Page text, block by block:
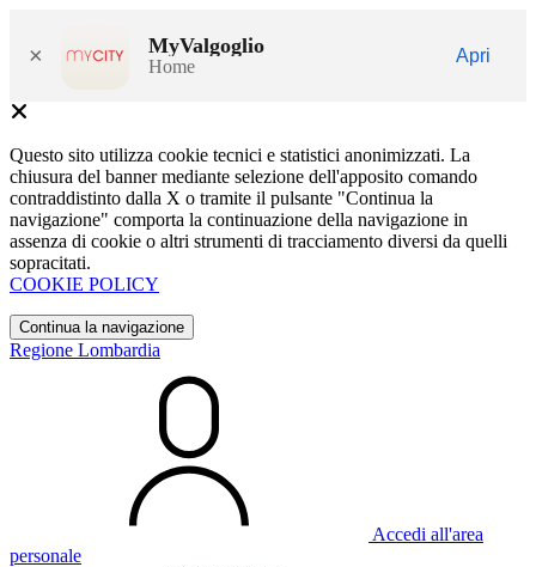
× MyValgoglio
Home
Apri
Questo sito utilizza cookie tecnici e statistici anonimizzati. La
chiusura del banner mediante selezione dell'apposito comando
contraddistinto dalla X o tramite il pulsante "Continua la
navigazione" comporta la continuazione della navigazione in
assenza di cookie o altri strumenti di tracciamento diversi da quelli
sopracitati.
COOKIE POLICY
Continua la navigazione
Regione Lombardia
Accedi all'area
personale